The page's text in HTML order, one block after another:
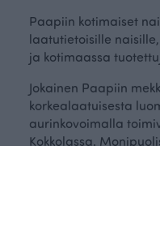
YLVA collegemekko, Hiljaisuus
Sininen
125.00 EUR185.00 EUR